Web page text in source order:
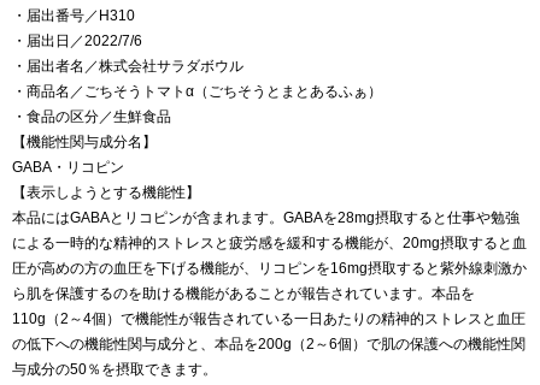
・届出番号／H310
・届出日／2022/7/6
・届出者名／株式会社サラダボウル
・商品名／ごちそうトマトα（ごちそうとまとあるふぁ）
・食品の区分／生鮮食品
【機能性関与成分名】
GABA・リコピン
【表示しようとする機能性】
本品にはGABAとリコピンが含まれます。GABAを28mg摂取すると仕事や勉強
による一時的な精神的ストレスと疲労感を緩和する機能が、20mg摂取すると血
圧が高めの方の血圧を下げる機能が、リコピンを16mg摂取すると紫外線刺激か
ら肌を保護するのを助ける機能があることが報告されています。本品を
110g（2～4個）で機能性が報告されている一日あたりの精神的ストレスと血圧
の低下への機能性関与成分と、本品を200g（2～6個）で肌の保護への機能性関
与成分の50％を摂取できます。